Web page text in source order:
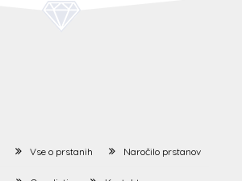
Vse o prstanih Naročilo prstanov